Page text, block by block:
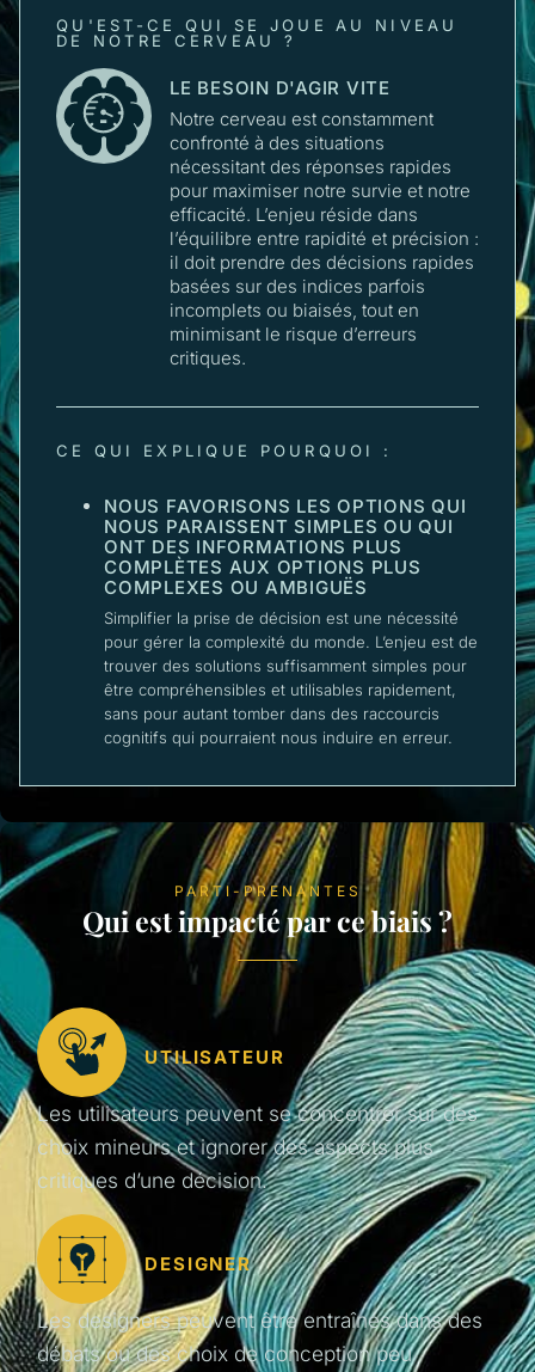
QU'EST-CE QUI SE JOUE AU NIVEAU
DE NOTRE CERVEAU ?
LE BESOIN D'AGIR VITE
Notre cerveau est constamment
confronté à des situations
nécessitant des réponses rapides
pour maximiser notre survie et notre
efficacité. L’enjeu réside dans
l’équilibre entre rapidité et précision :
il doit prendre des décisions rapides
basées sur des indices parfois
incomplets ou biaisés, tout en
minimisant le risque d’erreurs
critiques.
CE QUI EXPLIQUE POURQUOI :
NOUS FAVORISONS LES OPTIONS QUI
NOUS PARAISSENT SIMPLES OU QUI
ONT DES INFORMATIONS PLUS
COMPLÈTES AUX OPTIONS PLUS
COMPLEXES OU AMBIGUËS
Simplifier la prise de décision est une nécessité
pour gérer la complexité du monde. L’enjeu est de
trouver des solutions suffisamment simples pour
être compréhensibles et utilisables rapidement,
sans pour autant tomber dans des raccourcis
cognitifs qui pourraient nous induire en erreur.
PARTI-PRENANTES
Qui est impacté par ce biais ?
UTILISATEUR
Les utilisateurs peuvent se concentrer sur des
choix mineurs et ignorer des aspects plus
critiques d’une décision.
DESIGNER
Les designers peuvent être entraînés dans des
débats ou des choix de conception peu